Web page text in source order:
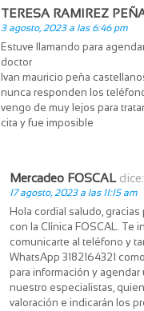
TERESA RAMIREZ
3 agosto, 2023 a las 6:46 pm
Estuve llamando para
doctor
Ivan mauricio peña
nunca responden los
vengo de muy lejos para
cita y fue imposible
Mercadeo FOSCAL dice:
17 agosto, 2023 a las 11:15 am
Hola cordial saludo,
con la Clínica FOSCAL. Te
comunicarte al teléfono y
WhatsApp 3182164321
para información y agendar
nuestro especialistas,
valoración e indicarán los